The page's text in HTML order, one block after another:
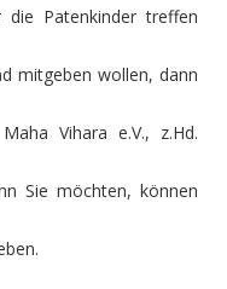
Patenkinder treffen
mitgeben wollen, dann
Vihara e.V., z.Hd.
Sie möchten, können